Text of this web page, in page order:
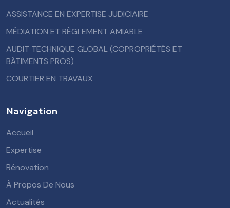
ASSISTANCE EN EXPERTISE JUDICIAIRE
MÉDIATION ET RÈGLEMENT AMIABLE
AUDIT TECHNIQUE GLOBAL (COPROPRIÉTÉS ET
BÂTIMENTS PROS)
COURTIER EN TRAVAUX
Navigation
Accueil
Expertise
Rénovation
À Propos De Nous
Actualités